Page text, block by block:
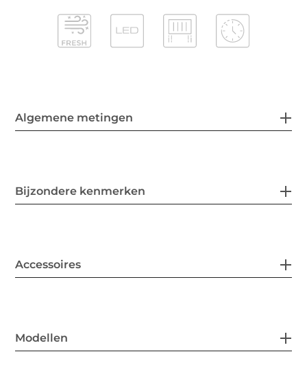
Algemene metingen
Bijzondere kenmerken
Accessoires
Modellen